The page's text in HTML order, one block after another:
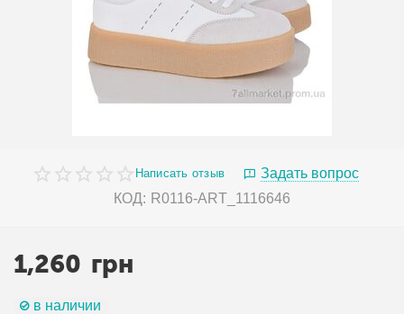
Написать отзыв
Задать вопрос
КОД: R0116-ART_1116646
1,260 грн
в наличии